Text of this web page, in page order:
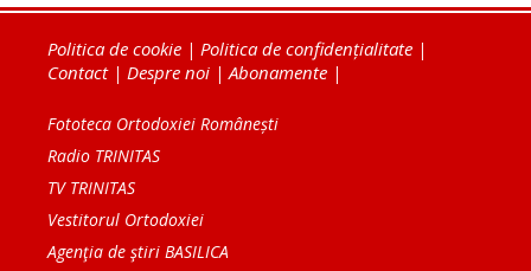
Politica de cookie | Politica de confidențialitate |
Contact| Despre noi |Abonamente |
Fototeca Ortodoxiei Românești
Radio TRINITAS
TV TRINITAS
Vestitorul Ortodoxiei
Agenţia de ştiri BASILICA